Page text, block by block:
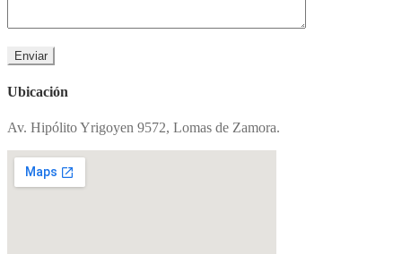
Ubicación
Av. Hipólito Yrigoyen 9572, Lomas de Zamora.